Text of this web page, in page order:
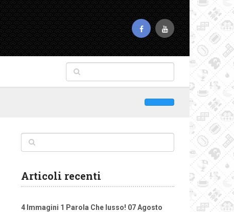
Articoli recenti
4 Immagini 1 Parola Che lusso! 07 Agosto